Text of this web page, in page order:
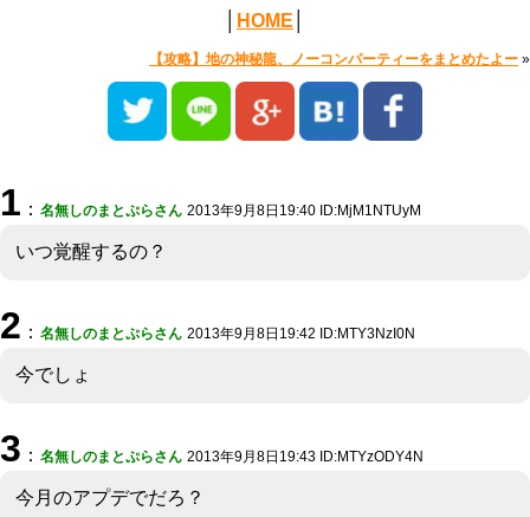
HOME
【攻略】地の神秘龍、ノーコンパーティーをまとめたよー »
1 ： 名無しのまとぷらさん 2013年9月8日19:40 ID:MjM1NTUyM
いつ覚醒するの？
2 ： 名無しのまとぷらさん 2013年9月8日19:42 ID:MTY3NzI0N
今でしょ
3 ： 名無しのまとぷらさん 2013年9月8日19:43 ID:MTYzODY4N
今月のアプデでだろ？